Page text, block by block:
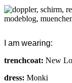
I am wearing:
trenchcoat: New
dress: Monki